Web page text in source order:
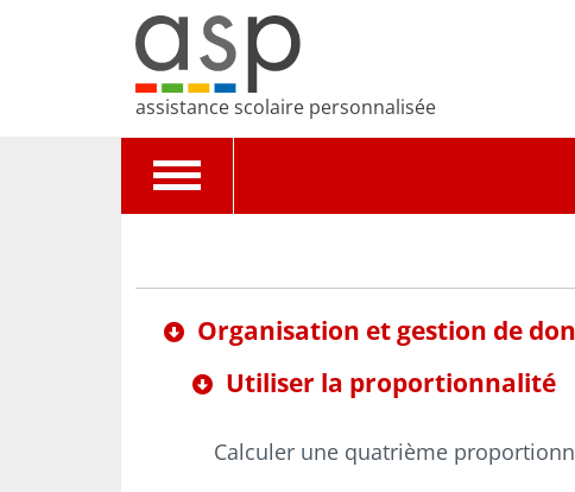
assistance scolaire personnalisée
Toggle
Organisation et gestion de
Utiliser la proportionnalité
Calculer une quatrième